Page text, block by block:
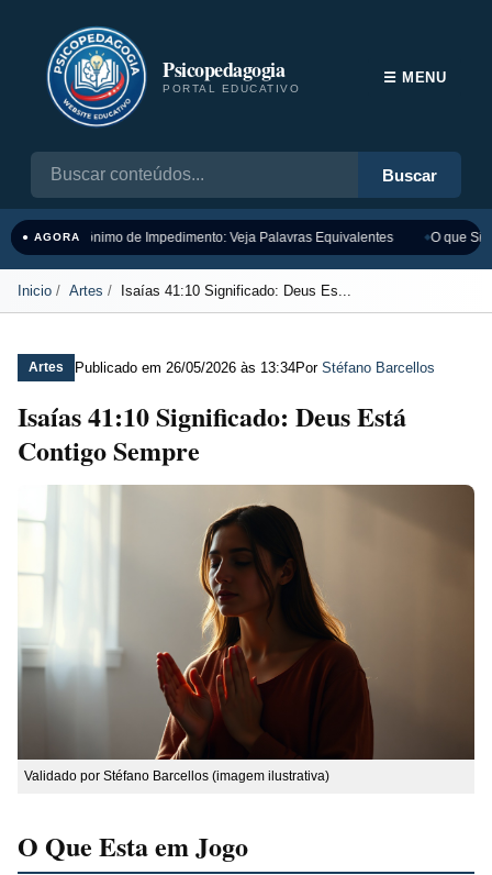
Psicopedagogia
PORTAL EDUCATIVO
Buscar
☰ MENU
● AGORASinônimo de Impedimento: Veja Palavras Equivalentes O que
Inicio Artes Isaías 41:10 Significado: Deus Es...
Artes Publicado em 26/05/2026 às 13:34Por Stéfano Barcellos
Isaías 41:10 Significado: Deus Está
Contigo Sempre
Validado por Stéfano Barcellos (imagem ilustrativa)
O Que Esta em Jogo